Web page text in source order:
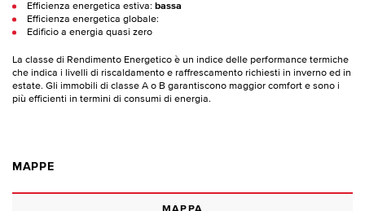
Efficienza energetica estiva: bassa
Efficienza energetica globale:
Edificio a energia quasi zero
La classe di Rendimento Energetico è un indice delle performance termiche
che indica i livelli di riscaldamento e raffrescamento richiesti in inverno ed in
estate. Gli immobili di classe A o B garantiscono maggior comfort e sono i
più efficienti in termini di consumi di energia.
MAPPE
MAPPA